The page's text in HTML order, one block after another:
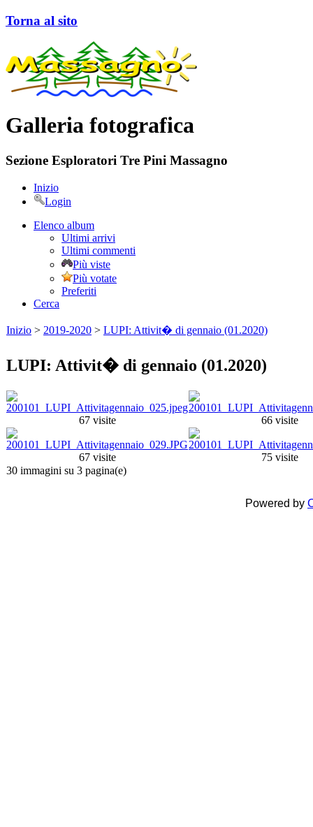
Torna al sito
Galleria fotografica
Sezione Esploratori Tre Pini Massagno
Inizio
Login
Elenco album
Ultimi arrivi
Ultimi commenti
Più viste
Più votate
Preferiti
Cerca
Inizio > 2019-2020 > LUPI: Attivit� di gennaio (01.2020)
LUPI: Attivit� di gennaio (01.2020)
67 visite 66 visite
67 visite
75 visite
30 immagini su 3 pagina(e)
Powered by